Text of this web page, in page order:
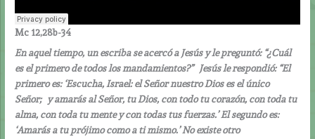
Mc 12,28b-34
En aquel tiempo, un escriba se acercó a Jesús y le preguntó: “¿Cuál
es el primero de todos los mandamientos?”
Jesús le respondió: “El
primero es: ‘Escucha, Israel: el Señor nuestro Dios es el único
Señor; y amarás al Señor, tu Dios, con todo tu corazón, con toda tu
alma, con toda tu mente y con todas tus fuerzas.’ El segundo es:
‘Amarás a tu prójimo como a ti mismo.’ No existe otro